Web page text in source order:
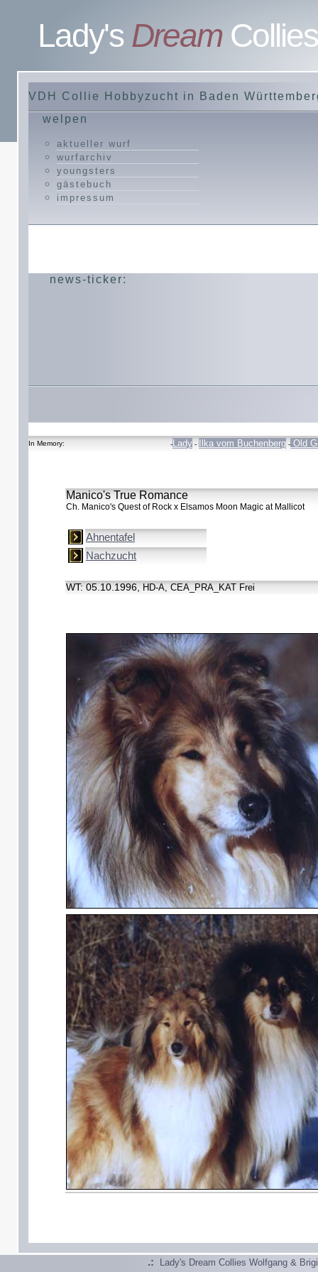
Lady's Dream Collies
VDH Collie Hobbyzucht in Baden
welpen
aktueller wurf
wurfarchiv
youngsters
gästebuch
impressum
news-ticker:
In Memory: -Lady- Ilka vom Buchenberg-Old
Manico's True Romance
Ch. Manico's Quest of Rock x Elsamos Moon Magic at Mallicot
Ahnentafel
Nachzucht
WT: 05.10.1996,HD-A, CEA_PRA_KAT Frei
.: Lady's Dream Collies Wolfgang &